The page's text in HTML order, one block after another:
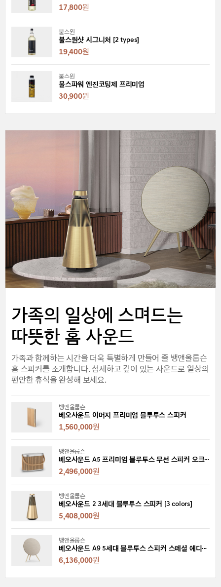
17,800원
불스원
불스원샷 시그니처 [2 types]
19,400원
불스원
불스파워 엔진코팅제 프리미엄
30,900원
가족의 일상에 스며드는
따뜻한 홈 사운드
가족과 함께하는 시간을 더욱 특별하게 만들어 줄 뱅앤올룹슨
홈 스피커를 소개합니다. 섬세하고 깊이 있는 사운드로 일상의
편안한 휴식을 완성해 보세요.
뱅앤올룹슨
베오사운드 이머지 프리미엄 블루투스 스피커
1,560,000원
뱅앤올룹슨
베오사운드 A5 프리미엄 블루투스 무선 스피커 오크 [2 colors]
2,496,000원
뱅앤올룹슨
베오사운드 2 3세대 블루투스 스피커 [3 colors]
5,408,000원
뱅앤올룹슨
베오사운드 A9 5세대 블루투스 스피커 스페셜 에디션 [2 colors]
6,136,000원